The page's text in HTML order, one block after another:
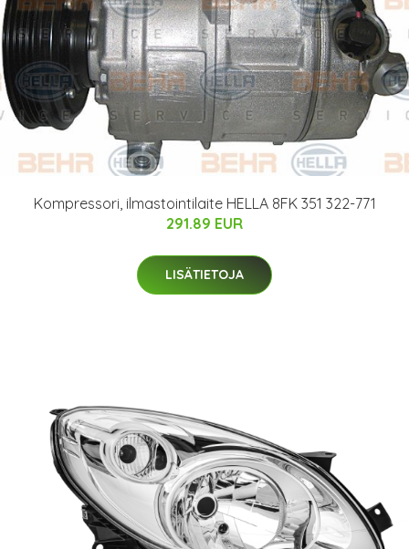
Kompressori, ilmastointilaite HELLA 8FK 351 322-771
291.89 EUR
LISÄTIETOJA